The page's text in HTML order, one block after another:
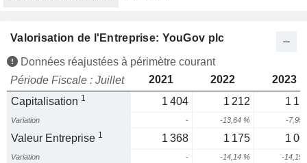
Valorisation de l'Entreprise: YouGov plc
Données réajustées à périmètre courant
Période Fiscale : Juillet
2021 2022
2023
Capitalisation 1 1 404 1 212 1
Variation - -13,64 % -7,95
Valeur Entreprise 1 1 368 1 175 1
Variation - -14,14 % -14,15